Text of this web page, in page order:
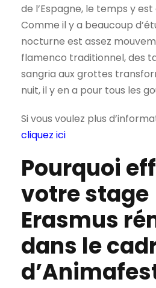
de l’Espagne, le temps y est
Comme il y a beaucoup
nocturne est assez
flamenco traditionnel, des
sangria aux grottes
nuit, il y en a pour tous les
Si vous voulez plus
cliquez ici
Pourquoi
votre stage
Erasmus
dans le